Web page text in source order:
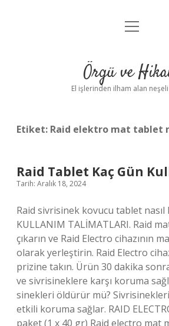
Anasayfa
Yasal Uyarı
menüyü
Örgü ve
El işlerinden ilham alan
Etiket: Raid elektro mat tablet
Raid Tablet Kaç Gün
Tarih: Aralık 18, 2024
Raid sivrisinek kovucu tablet nasıl
KULLANIM TALİMATLARI. Raid
çıkarın ve Raid Electro cihazının
olarak yerleştirin. Raid Electro
prizine takın. Ürün 30 dakika
ve sivrisineklere karşı koruma
sinekleri öldürür mü?
etkili koruma sağlar. RAID
paket (1 x 40 gr) Raid electro mat